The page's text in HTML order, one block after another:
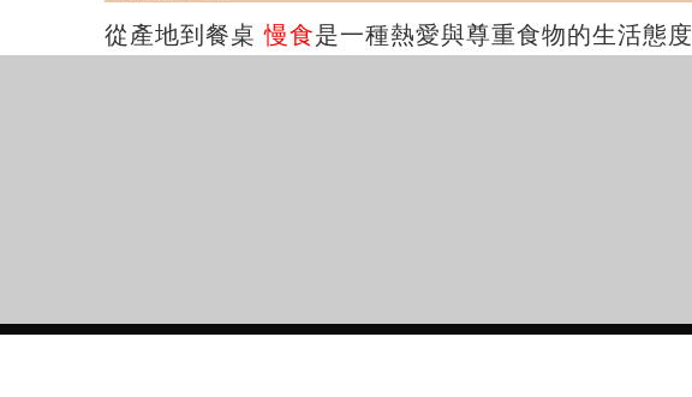
從產地到餐桌慢食是一種熱愛與尊重食物的生活態度